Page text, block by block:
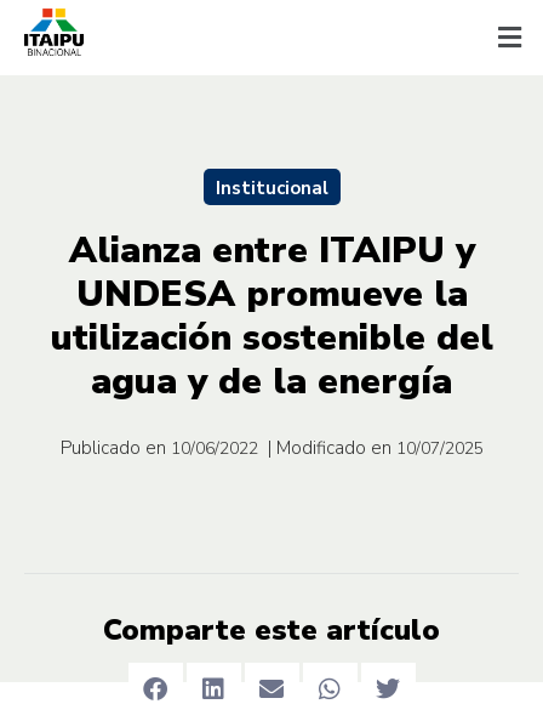
Institucional
Alianza entre ITAIPU y
UNDESA promueve la
utilización sostenible del
agua y de la energía
Publicado en 10/06/2022 | Modificado en 10/07/2025
Comparte este artículo